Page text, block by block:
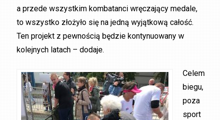
a przede wszystkim kombatanci wręczający medale,
to wszystko złożyło się na jedną wyjątkową całość.
Ten projekt z pewnością będzie kontynuowany w
kolejnych latach – dodaje.
Celem
biegu,
poza
sport